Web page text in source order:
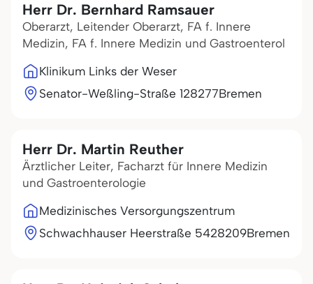
Herr Dr. Bernhard Ramsauer
Oberarzt, Leitender Oberarzt, FA f. Innere
Medizin, FA f. Innere Medizin und Gastroenterol
Klinikum Links der Weser
Senator-Weßling-Straße 128277Bremen
Herr Dr. Martin Reuther
Ärztlicher Leiter, Facharzt für Innere Medizin
und Gastroenterologie
Medizinisches Versorgungszentrum
Schwachhauser Heerstraße 5428209Bremen